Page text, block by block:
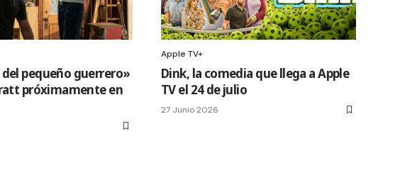
pequeño guerrero»
próximamente en
Apple TV+
Dink, la comedia que llega a Apple
TV el 24 de julio
27 Junio 2026